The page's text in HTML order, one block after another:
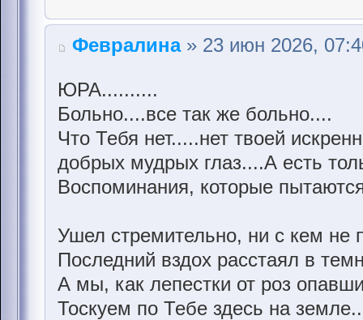
Февралина» 23 июн 2026,
ЮРА..........
Больно....все так же больно....
Что Тебя нет.....нет твоей
добрых мудрых глаз....А есть
Воспоминания, которые
Ушел стремительно, ни с кем не
Последний вздох расстаял в
А мы, как лепестки от роз
Тоскуем по Тебе здесь на